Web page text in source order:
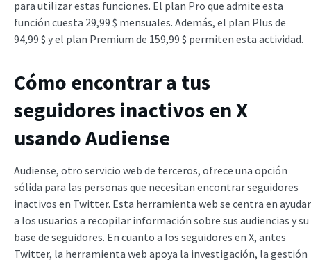
para utilizar estas funciones. El plan Pro que admite esta
función cuesta 29,99 $ mensuales. Además, el plan Plus de
94,99 $ y el plan Premium de 159,99 $ permiten esta actividad.
Cómo encontrar a tus
seguidores inactivos en X
usando Audiense
Audiense, otro servicio web de terceros, ofrece una opción
sólida para las personas que necesitan encontrar seguidores
inactivos en Twitter. Esta herramienta web se centra en ayudar
a los usuarios a recopilar información sobre sus audiencias y su
base de seguidores. En cuanto a los seguidores en X, antes
Twitter, la herramienta web apoya la investigación, la gestión